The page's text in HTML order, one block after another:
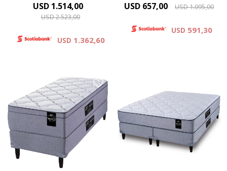
200x200
USD 1.514,00
USD2.523,00
USD 1.362,60
USD 657,00 USD1.095,00
USD 591,30
Europillow compuesto por
espumas premium y cubierto
por tejido de punto
matelaseado. Altura de
colchón 29 cm y 64 cm la
suma del colchón y el
sommier.
Resortes individuales Pocket
se combinan con espumas
de alta densidad y una capa
de espuma sustentable Eco
Zoned. Hard Foam®.
Comfort Grid.Altura de
colchón 25 cm y 62 cm la
suma del colchón y el